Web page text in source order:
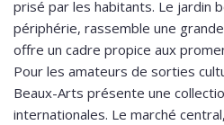
prisé par les habitants. Le jardin
périphérie, rassemble une
offre un cadre propice aux
Pour les amateurs de sorties
Beaux-Arts présente une
internationales. Le marché